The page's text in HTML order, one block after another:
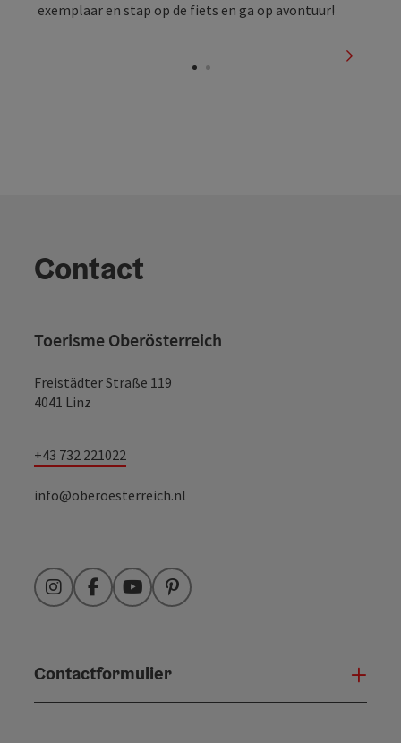
exemplaar en stap op de fiets en ga op avontuur!
Contact
Toerisme Oberösterreich
Freistädter Straße 119
4041 Linz
+43 732 221022
info@oberoesterreich.nl
InstagramFacebookYouTubePinterest
Contactformulier